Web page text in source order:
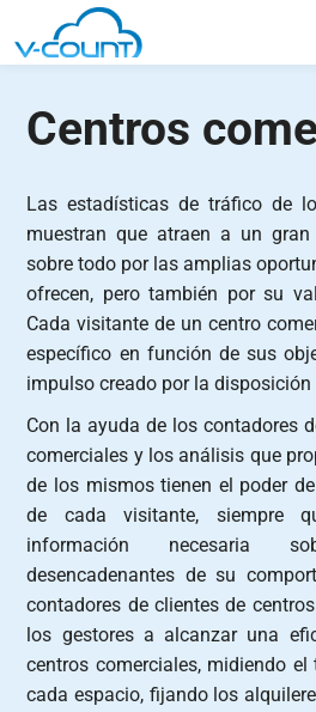
Centros
Las estadísticas de tráfico de
muestran que atraen a un
sobre todo por las amplias
ofrecen, pero también por su
Cada visitante de un centro
específico en función de sus
impulso creado por la disposición
Con la ayuda de los contadores
comerciales y los análisis que
de los mismos tienen el poder
de cada visitante, siempre
información necesaria
desencadenantes de su
contadores de clientes de
los gestores a alcanzar una
centros comerciales, midiendo
cada espacio, fijando los